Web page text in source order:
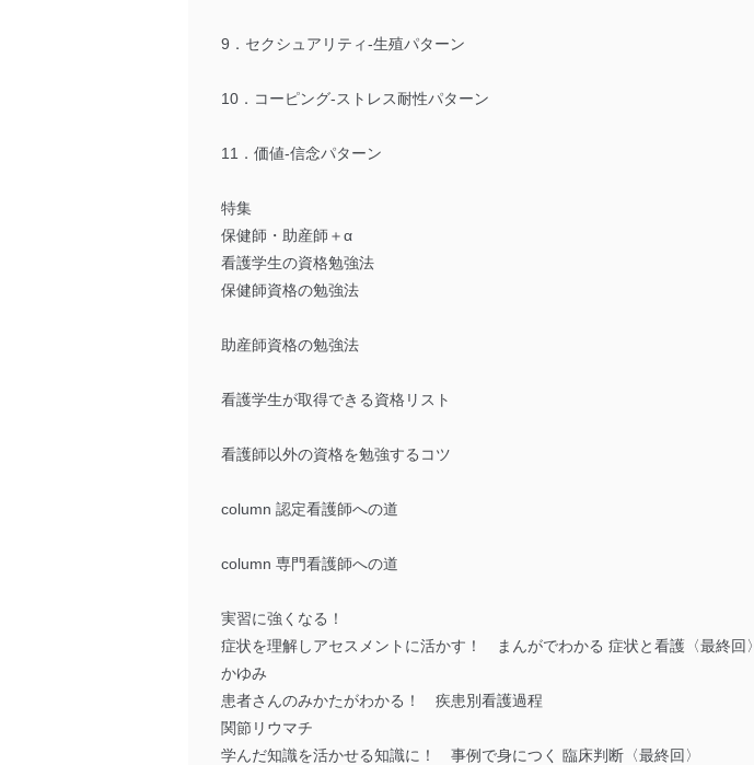
9．セクシュアリティ-生殖パターン
10．コーピング-ストレス耐性パターン
11．価値-信念パターン
特集
保健師・助産師＋α
看護学生の資格勉強法
保健師資格の勉強法
助産師資格の勉強法
看護学生が取得できる資格リスト
看護師以外の資格を勉強するコツ
column 認定看護師への道
column 専門看護師への道
実習に強くなる！
症状を理解しアセスメントに活かす！ まんがでわかる 症状と看護〈最終回〉
かゆみ
患者さんのみかたがわかる！ 疾患別看護過程
関節リウマチ
学んだ知識を活かせる知識に！ 事例で身につく 臨床判断〈最終回〉